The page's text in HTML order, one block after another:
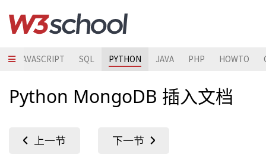
JAVASCRIPT SQL PYTHON JAVA PHP HOWTO
Python MongoDB 插入文档